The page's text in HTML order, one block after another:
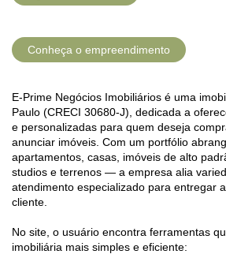
Conheça o empreendimento
E-Prime Negócios Imobiliários é uma
Paulo (CRECI 30680-J), dedicada a
e personalizadas para quem deseja
anunciar imóveis. Com um portfólio
apartamentos, casas, imóveis de alto
studios e terrenos — a empresa alia
atendimento especializado para entregar
cliente.
No site, o usuário encontra ferramentas
imobiliária mais simples e eficiente: